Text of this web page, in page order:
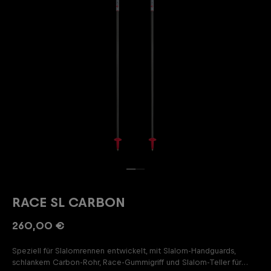
RACE SL CARBON
260,00 €
Speziell für Slalomrennen entwickelt, mit Slalom-Handguards,
schlankem Carbon-Rohr, Race-Gummigriff und Slalom-Teller für